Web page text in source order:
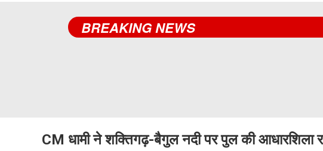
BREAKING NEWS
CM धामी ने शक्तिगढ़-बैगुल नदी पर पुल की आधारशिला